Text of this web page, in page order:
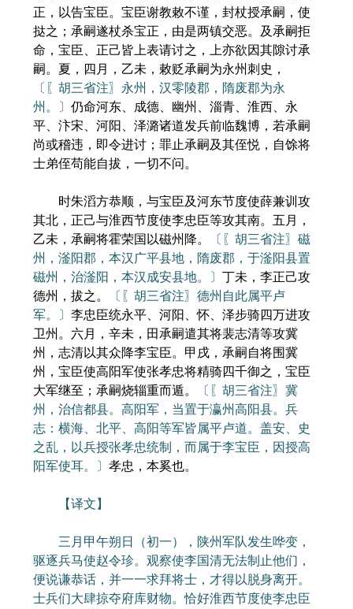
正，以告宝臣。宝臣谢教敕不谨，封杖授承嗣，使
挞之；承嗣遂杖杀宝正，由是两镇交恶。及承嗣拒
命，宝臣、正己皆上表请讨之，上亦欲因其隙讨承
嗣。夏，四月，乙未，敕贬承嗣为永州刺史，
〔〖胡三省注〗永州，汉零陵郡，隋废郡为永
州。〕 仍命河东、成德、幽州、淄青、淮西、永
平、汴宋、河阳、泽潞诸道发兵前临魏博，若承嗣
尚或稽违，即令进讨；罪止承嗣及其侄悦，自馀将
士弟侄苟能自拔，一切不问。
时朱滔方恭顺，与宝臣及河东节度使薛兼训攻
其北，正己与淮西节度使李忠臣等攻其南。五月，
乙未，承嗣将霍荣国以磁州降。
〔〖胡三省注〗磁
州，滏阳郡，本汉广平县地，隋废郡，于滏阳县置
磁州，治滏阳，本汉成安县地。〕 丁未，李正己攻
德州，拔之。
〔〖胡三省注〗德州自此属平卢
军。〕 李忠臣统永平、河阳、怀、泽步骑四万进攻
卫州。六月，辛未，田承嗣遣其将裴志清等攻冀
州，志清以其众降李宝臣。甲戌，承嗣自将围冀
州，宝臣使高阳军使张孝忠将精骑四千御之，宝臣
大军继至；承嗣烧辎重而遁。
〔〖胡三省注〗冀
州，治信都县。高阳军，当置于瀛州高阳县。兵
志：横海、北平、高阳等军皆属平卢道。盖安、史
之乱，以兵授张孝忠统制，而属于李宝臣，因授高
阳军使耳。〕 孝忠，本奚也。
【译文】
三月甲午朔日（初一），陕州军队发生哗变，
驱逐兵马使赵令珍。观察使李国清无法制止他们，
便说谦恭话，并一一求拜将士，才得以脱身离开。
士兵们大肆掠夺府库财物。恰好淮西节度使李忠臣